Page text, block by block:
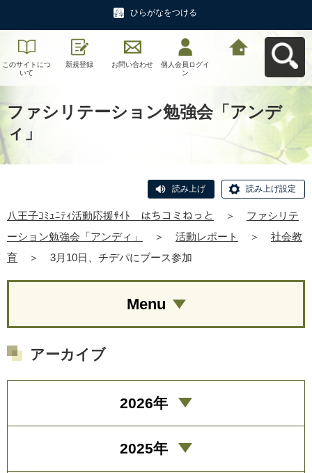
ひらがなをつける
このサイトにつ
いて
新規登録 お問い合わせ
個人会員ログイ
ン
ファシリテーション勉強会「アンデ
ィ」
読み上げ 読み上げ設定
八王子ｺﾐｭﾆﾃｨ活動応援ｻｲﾄ はちコミねっと ＞
ファシリテ
ーション勉強会「アンディ」
＞ 活動レポート ＞
社会教
育
＞ 3月10日、チデパにブース参加
Menu
アーカイブ
2026年
2025年